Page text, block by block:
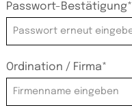
Passwort-Bestätigung*
Ordination / Firma*